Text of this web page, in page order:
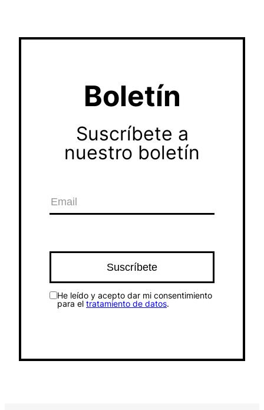
Boletín
Suscríbete a
nuestro boletín
He leído y acepto dar mi consentimiento
para el tratamiento de datos.